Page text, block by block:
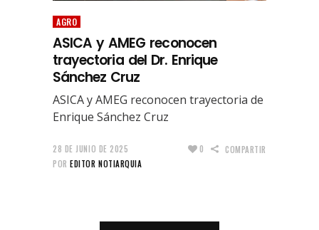
AGRO
ASICA y AMEG reconocen
trayectoria del Dr. Enrique
Sánchez Cruz
ASICA y AMEG reconocen trayectoria de
Enrique Sánchez Cruz
28 DE JUNIO DE 2025
POR EDITOR NOTIARQUIA
0 COMPARTIR